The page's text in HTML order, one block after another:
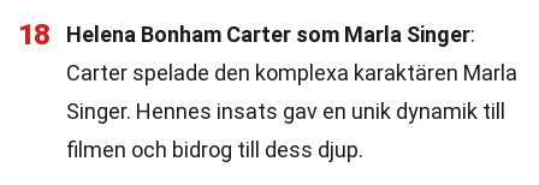
18 Helena Bonham Carter som Marla Singer:
Carter spelade den komplexa karaktären Marla
Singer. Hennes insats gav en unik dynamik till
filmen och bidrog till dess djup.